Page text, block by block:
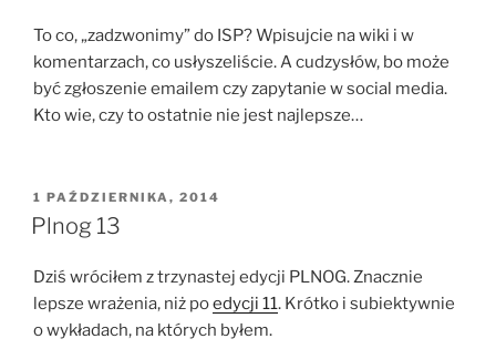
To co, „zadzwonimy” do ISP? Wpisujcie na wiki i w
komentarzach, co usłyszeliście. A cudzysłów, bo może
być zgłoszenie emailem czy zapytanie w social media.
Kto wie, czy to ostatnie nie jest najlepsze…
OPUBLIKOWANE
W
1 PAŹDZIERNIKA, 2014
Plnog 13
Dziś wróciłem z trzynastej edycji PLNOG. Znacznie
lepsze wrażenia, niż poedycji 11. Krótko i subiektywnie
o wykładach, na których byłem.